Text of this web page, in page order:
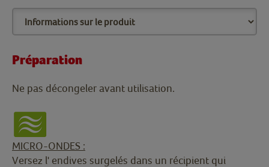
Préparation
Ne pas décongeler avant utilisation.
MICRO-ONDES :
Versez l' endives surgelés dans un récipient qui